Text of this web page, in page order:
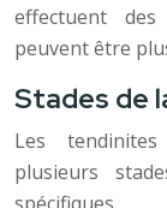
effectuent
peuvent être
Stades de
Les
plusieurs